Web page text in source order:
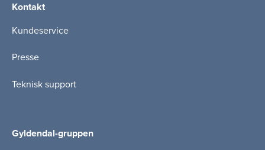
Kontakt
Kundeservice
Presse
Teknisk support
Gyldendal-gruppen